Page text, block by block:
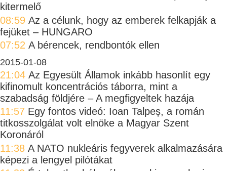
kitermelő
08:59 Az a célunk, hogy az emberek felkapják a
fejüket – HUNGARO
07:52 A bérencek, rendbontók ellen
2015-01-08
21:04 Az Egyesült Államok inkább hasonlít egy
kifinomult koncentrációs táborra, mint a
szabadság földjére – A megfigyeltek hazája
11:57 Egy fontos videó: Ioan Talpeș, a román
titkosszolgálat volt elnöke a Magyar Szent
Koronáról
11:38 A NATO nukleáris fegyverek alkalmazására
képezi a lengyel pilótákat